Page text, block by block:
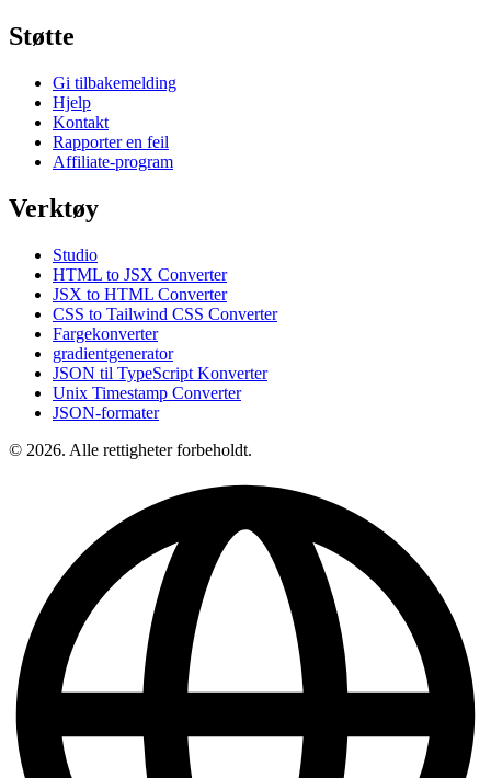
Støtte
Gi tilbakemelding
Hjelp
Kontakt
Rapporter en feil
Affiliate-program
Verktøy
Studio
HTML to JSX Converter
JSX to HTML Converter
CSS to Tailwind CSS Converter
Fargekonverter
gradientgenerator
JSON til TypeScript Konverter
Unix Timestamp Converter
JSON-formater
© 2026. Alle rettigheter forbeholdt.